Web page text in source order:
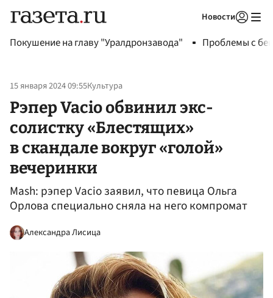
Новости
Покушение на главу "Уралдронзавода" Проблемы с
15 января 2024 09:55Культура
Рэпер Vacio обвинил экс-
солистку «Блестящих»
в скандале вокруг «голой»
вечеринки
Mash: рэпер Vacio заявил, что певица Ольга
Орлова специально сняла на него компромат
Александра Лисица